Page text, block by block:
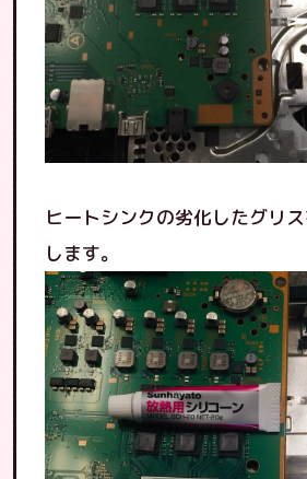
ヒートシンクの劣化したグリ
します。